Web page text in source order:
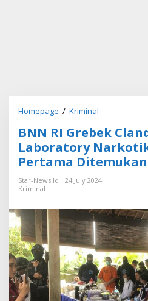
Homepage / Kriminal
N
R
I
G
r
e
k
C
l
a
n
d
e
s
BNN RI Grebek
Laboratory
Pertama
Star-News.id
24 July 2024
Kriminal